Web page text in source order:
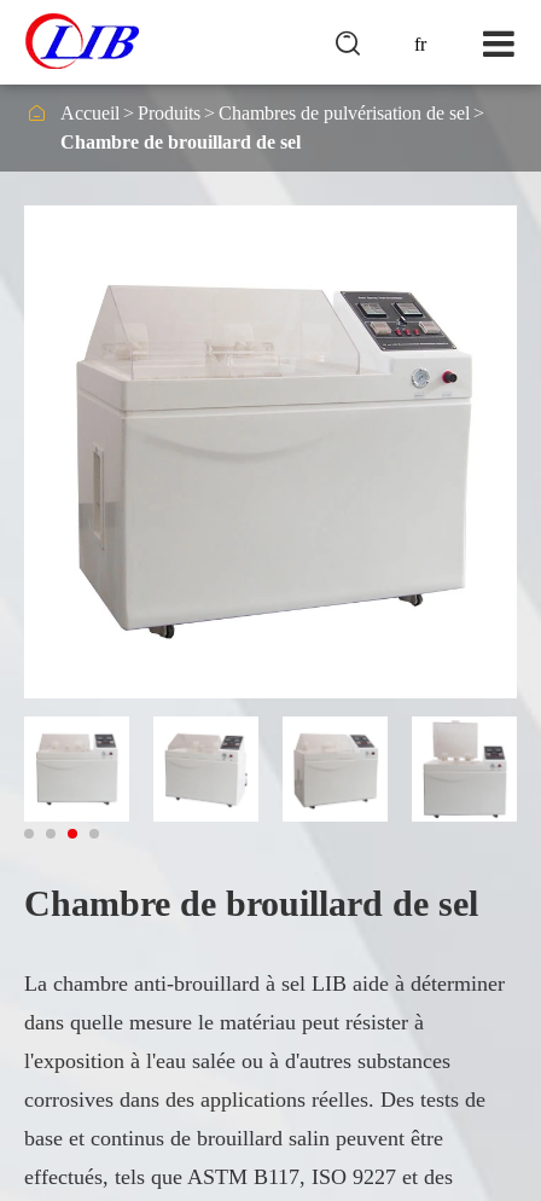
fr

 Accueil Produits
Chambres de pulvérisation de sel
Chambre de brouillard de sel
Chambre de brouillard de sel
La chambre anti-brouillard à sel LIB aide à déterminer
dans quelle mesure le matériau peut résister à
l'exposition à l'eau salée ou à d'autres substances
corrosives dans des applications réelles. Des tests de
base et continus de brouillard salin peuvent être
effectués, tels que ASTM B117, ISO 9227 et des